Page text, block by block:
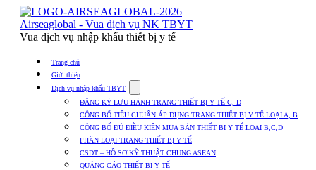
Skip
content
Airseaglobal - Vua dịch vụ NK TBYT
Vua dịch vụ nhập khẩu thiết bị y tế
Trang chủ
Giới thiệu
Dịch vụ nhập khẩu TBYT
submenu
for
Dịch
vụ
nhập
khẩu
TBYT
ĐĂNG KÝ LƯU HÀNH TRANG THIẾT BỊ Y TẾ C, D
CÔNG BỐ TIÊU CHUẨN ÁP DỤNG TRANG THIẾT BỊ Y TẾ LOẠI A, B
CÔNG BỐ ĐỦ ĐIỀU KIỆN MUA BÁN THIẾT BỊ Y TẾ LOẠI B,C,D
PHÂN LOẠI TRANG THIẾT BỊ Y TẾ
CSDT – HỒ SƠ KỸ THUẬT CHUNG ASEAN
QUẢNG CÁO THIẾT BỊ Y TẾ